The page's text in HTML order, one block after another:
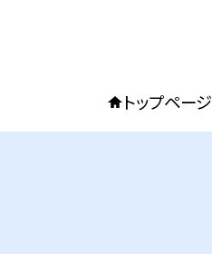
トップページ